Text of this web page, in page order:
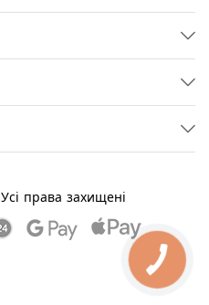
Усі права захищені